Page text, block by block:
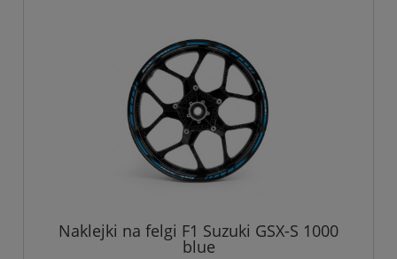
Naklejki na felgi F1 Suzuki GSX-S 1000
blue